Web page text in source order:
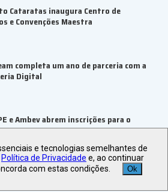
Cataratas inaugura Centro de
e Convenções Maestra
completa um ano de parceria com a
Digital
e Ambev abrem inscrições para o
2026
aponta tendências para viagens
e tecnologias semelhantes de
Política de Privacidade e, ao continuar
com estas condições.
Ok